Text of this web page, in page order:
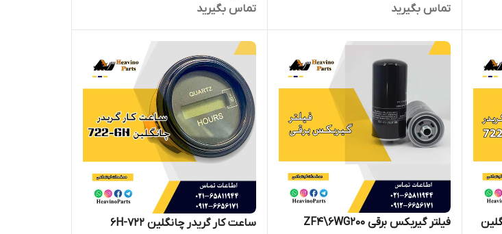
تماس بگیرید
تماس بگیرید
فیلتر گیربکس برقی ZF4\6WG200 ساعت کار گریدر چانگلین 722-6H